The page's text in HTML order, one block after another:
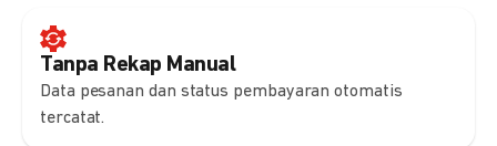
Tanpa Rekap Manual
Data pesanan dan status pembayaran otomatis
tercatat.